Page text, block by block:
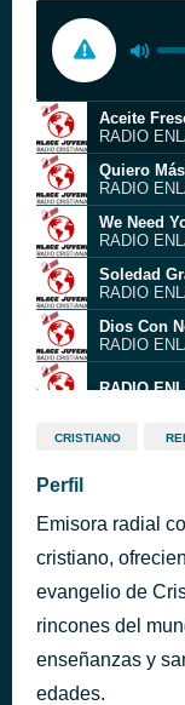
RADIO
Quiero
Soledad
Dios Con
ÉL ES
CRISTIANO
Perfil
Emisora radial
cristiano,
evangelio de
rincones del
enseñanzas y
edades.